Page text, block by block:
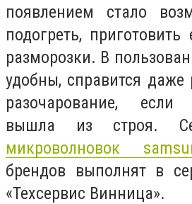
появлением стало
подогреть,
разморозки. В
удобны, справится даже
разочарование, если
вышла из строя.
микроволновок
брендов выполнят в
«Техсервис Винница».